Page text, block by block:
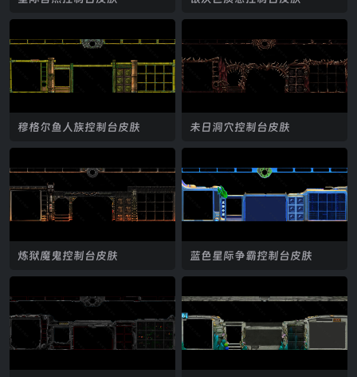
穆格尔鱼人族控制台皮肤 未日洞穴控制台皮肤
炼狱魔鬼控制台皮肤 蓝色星际争霸控制台皮肤